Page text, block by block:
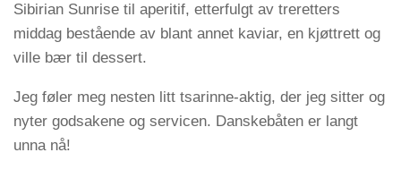
Sibirian Sunrise til aperitif, etterfulgt av treretters
middag bestående av blant annet kaviar, en kjøttrett og
ville bær til dessert.
Jeg føler meg nesten litt tsarinne-aktig, der jeg sitter og
nyter godsakene og servicen. Danskebåten er langt
unna nå!